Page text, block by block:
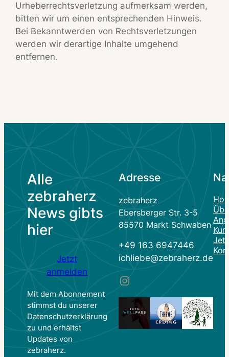
Urheberrechtsverletzung aufmerksam werden,
bitten wir um einen entsprechenden Hinweis.
Bei Bekanntwerden von Rechtsverletzungen
werden wir derartige Inhalte umgehend
entfernen.
Alle
zebraherz
News gibts
hier
Jetzt
anmelden
Mit dem Abonnement
stimmst du unserer
Datenschutzerklärung
zu und erhältst
Updates von
zebraherz.
Adresse
zebraherz
Ebersberger Str. 3-5
85570 Markt Schwaben
+49 163 6947446
ichliebe@zebraherz.de
Instagram